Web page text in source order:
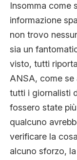
Insomma come
informazione
non trovo
sia un
visto, tutti
ANSA, come se
tutti i giornalisti
fossero state
qualcuno
verificare la
alcuno sforzo,